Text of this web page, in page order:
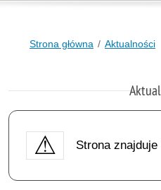
Strona główna Aktualności
Strona